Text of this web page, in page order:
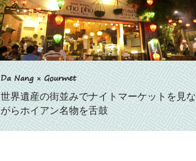
Da Nang × Gourmet
世界遺産の街並みでナイトマーケットを見な
がらホイアン名物を舌鼓